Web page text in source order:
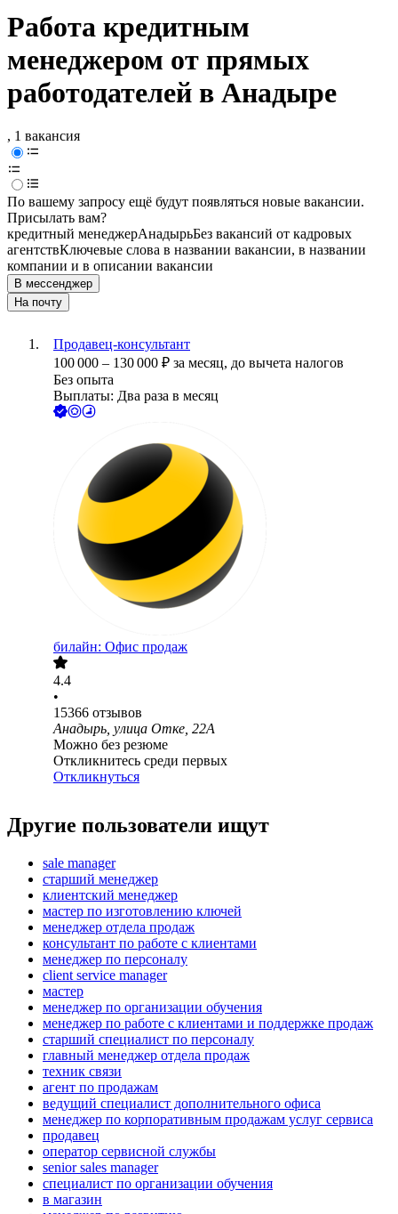
Работа кредитным
менеджером от прямых
работодателей в Анадыре
, 1 вакансия
По вашему запросу ещё будут появляться новые вакансии.
Присылать вам?
кредитный менеджерАнадырьБез вакансий от кадровых
агентствКлючевые слова в названии вакансии, в названии
компании и в описании вакансии
В мессенджер
На почту
Продавец-консультант
100 000 – 130 000 ₽ за месяц, до вычета налогов
Без опыта
Выплаты: Два раза в месяц
билайн: Офис продаж
4.4
•
15366 отзывов
Анадырь, улица Отке, 22А
Можно без резюме
Откликнитесь среди первых
Откликнуться
Другие пользователи ищут
sale manager
старший менеджер
клиентский менеджер
мастер по изготовлению ключей
менеджер отдела продаж
консультант по работе с клиентами
менеджер по персоналу
client service manager
мастер
менеджер по организации обучения
менеджер по работе с клиентами и поддержке продаж
старший специалист по персоналу
главный менеджер отдела продаж
техник связи
агент по продажам
ведущий специалист дополнительного офиса
менеджер по корпоративным продажам услуг сервиса
продавец
оператор сервисной службы
senior sales manager
специалист по организации обучения
в магазин